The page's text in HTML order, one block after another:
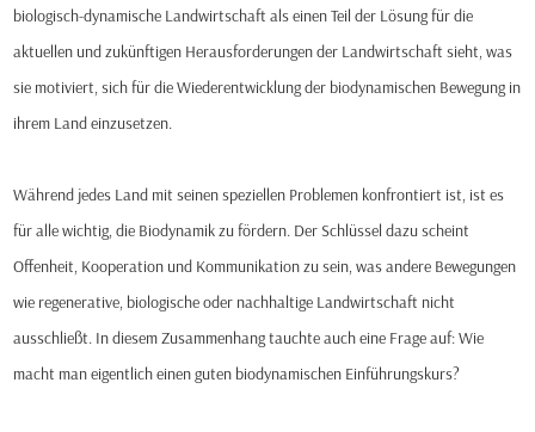
biologisch-dynamische Landwirtschaft als einen Teil der Lösung für die
aktuellen und zukünftigen Herausforderungen der Landwirtschaft sieht, was
sie motiviert, sich für die Wiederentwicklung der biodynamischen Bewegung in
ihrem Land einzusetzen.
Während jedes Land mit seinen speziellen Problemen konfrontiert ist, ist es
für alle wichtig, die Biodynamik zu fördern. Der Schlüssel dazu scheint
Offenheit, Kooperation und Kommunikation zu sein, was andere Bewegungen
wie regenerative, biologische oder nachhaltige Landwirtschaft nicht
ausschließt. In diesem Zusammenhang tauchte auch eine Frage auf: Wie
macht man eigentlich einen guten biodynamischen Einführungskurs?